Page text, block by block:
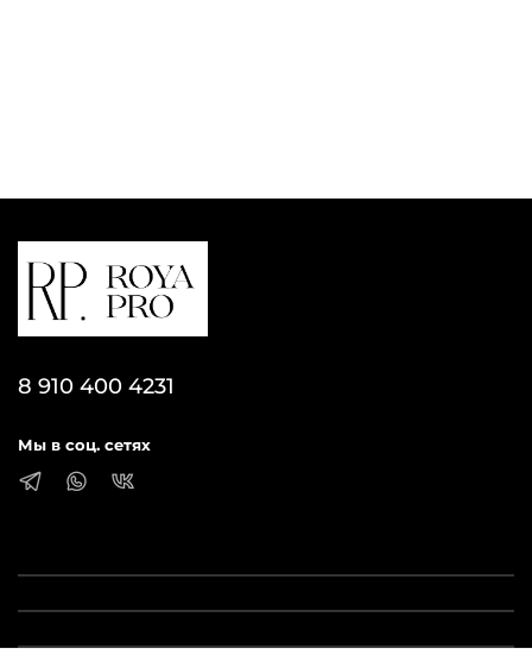
8 910 400 4231
Мы в соц. сетях